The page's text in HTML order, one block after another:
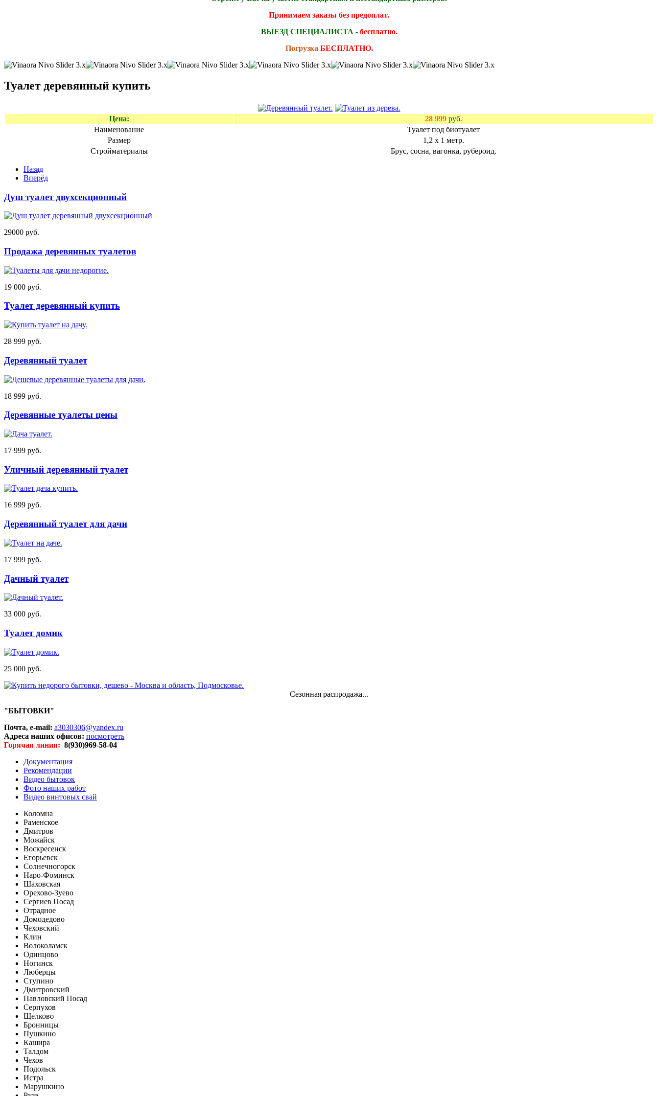
Принимаем заказы без предоплат.
ВЫЕЗД СПЕЦИАЛИСТА - бесплатно.
Погрузка БЕСПЛАТНО.
Туалет деревянный купить
Цена: 28 999 руб.
Наименование
Туалет под биотуалет
Размер
1,2 х 1 метр.
Стройматериалы
Брус, сосна, вагонка, рубероид.
Назад
Вперёд
Душ туалет двухсекционный
29000 руб.
Продажа деревянных туалетов
19 000 руб.
Туалет деревянный купить
28 999 руб.
Деревянный туалет
18 999 руб.
Деревянные туалеты цены
17 999 руб.
Уличный деревянный туалет
16 999 руб.
Деревянный туалет для дачи
17 999 руб.
Дачный туалет
33 000 руб.
Туалет домик
25 000 руб.
Сезонная распродажа...
"БЫТОВКИ"
Почта, e-mail: a3030306@yandex.ru
Адреса наших офисов: посмотреть
Горячая линия: 8(930)969-58-04
Документация
Рекомендации
Видео бытовок
Фото наших работ
Видео винтовых свай
Коломна
Раменское
Дмитров
Можайск
Воскресенск
Егорьевск
Солнечногорск
Наро-Фоминск
Шаховская
Орехово-Зуево
Сергиев Посад
Отрадное
Домодедово
Чеховский
Клин
Волоколамск
Одинцово
Ногинск
Люберцы
Ступино
Дмитровский
Павловский Посад
Серпухов
Щелково
Бронницы
Пушкино
Кашира
Талдом
Чехов
Подольск
Истра
Марушкино